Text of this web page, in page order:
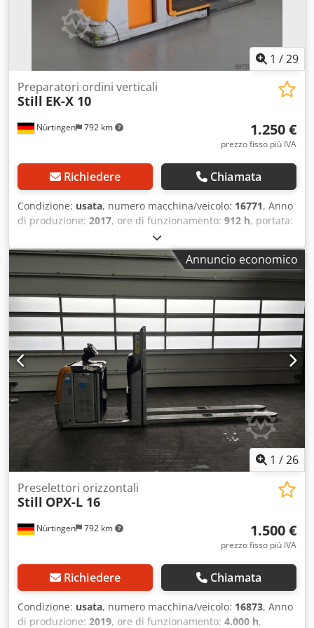
1 /29
Nürtingen 792 km
Preparatori ordini verticali
Still EK-X 10
1.250 €
prezzo fisso più IVA
Richiedere Chiamata
Condizione: usata, numero macchina/veicolo: 16771, Anno
di produzione: 2017, ore di funzionamento: 912 h, portata:
, altezza di sollevamento:
carburante:elettrico, tipo di montante:Simplex, altezza di
, tensione della batteria:24 V,
lunghezza delle forche:1.200 mm, peso complessivo:
1.644 kg, 5036829 Numero di serie: 612101H00250
Specifiche della batteria: 24 V, 4 celle PzS, 620 Ah. Csdpfx
Agex Rphlj Derf
Annuncio economico
1 /26
Nürtingen 792 km
Preselettori orizzontali
Still OPX-L 16
1.500 €
prezzo fisso più IVA
Richiedere Chiamata
Condizione: usata, numero macchina/veicolo: 16873, Anno
di produzione: 2019, ore di funzionamento: 4.000 h,